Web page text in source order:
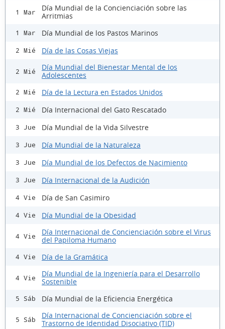
1 Mar
Día Mundial de la Concienciación sobre las
Arritmias
1 Mar Día Mundial de los Pastos Marinos
2 Mié Día de las Cosas Viejas
2 Mié
Día Mundial del Bienestar Mental de los
Adolescentes
2 Mié Día de la Lectura en Estados Unidos
2 Mié Día Internacional del Gato Rescatado
3 Jue Día Mundial de la Vida Silvestre
3 Jue Día Mundial de la Naturaleza
3 Jue Día Mundial de los Defectos de Nacimiento
3 Jue Día Internacional de la Audición
4 Vie Día de San Casimiro
4 Vie Día Mundial de la Obesidad
4 Vie
Día Internacional de Concienciación sobre el Virus
del Papiloma Humano
4 Vie Día de la Gramática
4 Vie
Día Mundial de la Ingeniería para el Desarrollo
Sostenible
5 Sáb Día Mundial de la Eficiencia Energética
5 Sáb
Día Internacional de Concienciación sobre el
Trastorno de Identidad Disociativo (TID)